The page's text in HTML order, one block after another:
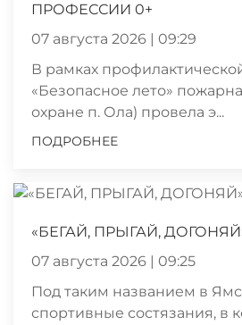
ПРОФЕССИИ 0+
07 августа 2026 | 09:29
В рамках
«Безопасное лето»
охране п. Ола) провела э...
ПОДРОБНЕЕ
«БЕГАЙ, ПРЫГАЙ,
07 августа 2026 | 09:25
Под таким названием в
спортивные состязания, в